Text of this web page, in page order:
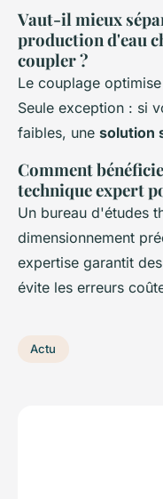
Vaut-il mieux
production d'eau
coupler ?
Le couplage
Seule exception : si
faibles, une solution
Comment
technique expert
Un bureau d'études
dimensionnement
expertise garantit des
évite les erreurs
Actu